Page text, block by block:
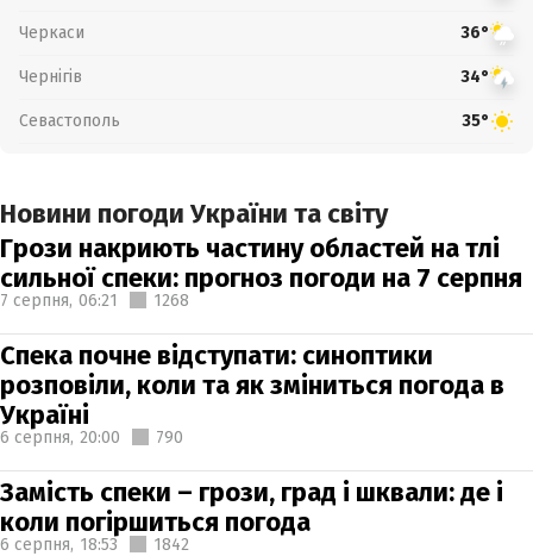
Черкаси 36°
Чернігів 34°
Севастополь 35°
Новини погоди України та світу
Грози накриють частину областей на тлі
сильної спеки: прогноз погоди на 7 серпня
7 серпня, 06:21 1268
Спека почне відступати: синоптики
розповіли, коли та як зміниться погода в
Україні
6 серпня, 20:00 790
Замість спеки – грози, град і шквали: де і
коли погіршиться погода
6 серпня, 18:53 1842